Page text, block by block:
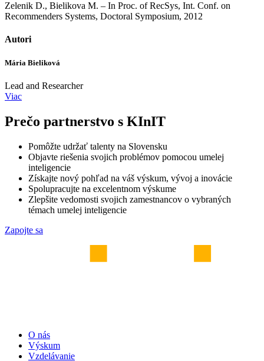
Zelenik D., Bielikova M. – In Proc. of RecSys, Int. Conf. on
Recommenders Systems, Doctoral Symposium, 2012
Autori
Mária Bieliková
Lead and Researcher
Viac
Prečo partnerstvo s KInIT
Pomôžte udržať talenty na Slovensku
Objavte riešenia svojich problémov pomocou umelej
inteligencie
Získajte nový pohľad na váš výskum, vývoj a inovácie
Spolupracujte na excelentnom výskume
Zlepšite vedomosti svojich zamestnancov o vybraných
témach umelej inteligencie
Zapojte sa
O nás
Výskum
Vzdelávanie